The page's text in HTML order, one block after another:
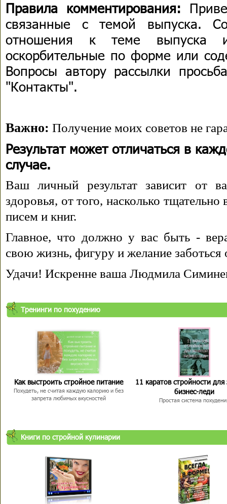
Правила комментирования:
связанные с темой выпуска.
отношения к теме выпуска
оскорбительные по форме или
Вопросы автору рассылки
"Контакты".
Важно: Получение моих советов не
Результат может отличаться в
случае.
Ваш личный результат зависит от
здоровья, от того, насколько
писем и книг.
Главное, что должно у вас быть -
свою жизнь, фигуру и желание заботься
Удачи! Искренне ваша Людмила
Тренинги по похудению
Как выстроить стройное питание
Похудеть, не считая каждую калорию и без
запрета любимых вкусностей
11 каратов стройности для
бизнес-леди
Простая система
Книги по стройной кулинарии